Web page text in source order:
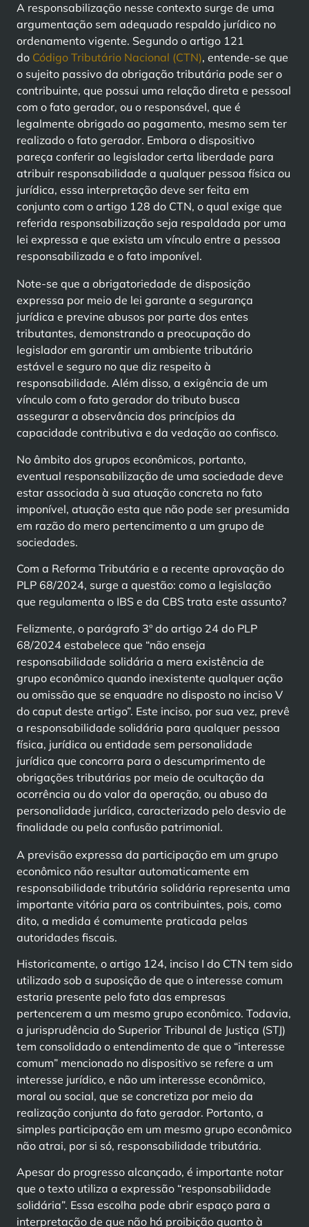
A responsabilização nesse contexto surge de uma
argumentação sem adequado respaldo jurídico no
ordenamento vigente. Segundo o artigo 121
do Código Tributário Nacional (CTN), entende-se que
o sujeito passivo da obrigação tributária pode ser o
contribuinte, que possui uma relação direta e pessoal
com o fato gerador, ou o responsável, que é
legalmente obrigado ao pagamento, mesmo sem ter
realizado o fato gerador. Embora o dispositivo
pareça conferir ao legislador certa liberdade para
atribuir responsabilidade a qualquer pessoa física ou
jurídica, essa interpretação deve ser feita em
conjunto com o artigo 128 do CTN, o qual exige que
referida responsabilização seja respaldada por uma
lei expressa e que exista um vínculo entre a pessoa
responsabilizada e o fato imponível.
Note-se que a obrigatoriedade de disposição
expressa por meio de lei garante a segurança
jurídica e previne abusos por parte dos entes
tributantes, demonstrando a preocupação do
legislador em garantir um ambiente tributário
estável e seguro no que diz respeito à
responsabilidade. Além disso, a exigência de um
vínculo com o fato gerador do tributo busca
assegurar a observância dos princípios da
capacidade contributiva e da vedação ao confisco.
No âmbito dos grupos econômicos, portanto,
eventual responsabilização de uma sociedade deve
estar associada à sua atuação concreta no fato
imponível, atuação esta que não pode ser presumida
em razão do mero pertencimento a um grupo de
sociedades.
Com a Reforma Tributária e a recente aprovação do
PLP 68/2024, surge a questão: como a legislação
que regulamenta o IBS e da CBS trata este assunto?
Felizmente, o parágrafo 3º do artigo 24 do PLP
68/2024 estabelece que “não enseja
responsabilidade solidária a mera existência de
grupo econômico quando inexistente qualquer ação
ou omissão que se enquadre no disposto no inciso V
do caput deste artigo”. Este inciso, por sua vez, prevê
a responsabilidade solidária para qualquer pessoa
física, jurídica ou entidade sem personalidade
jurídica que concorra para o descumprimento de
obrigações tributárias por meio de ocultação da
ocorrência ou do valor da operação, ou abuso da
personalidade jurídica, caracterizado pelo desvio de
finalidade ou pela confusão patrimonial.
A previsão expressa da participação em um grupo
econômico não resultar automaticamente em
responsabilidade tributária solidária representa uma
importante vitória para os contribuintes, pois, como
dito, a medida é comumente praticada pelas
autoridades fiscais.
Historicamente, o artigo 124, inciso I do CTN tem sido
utilizado sob a suposição de que o interesse comum
estaria presente pelo fato das empresas
pertencerem a um mesmo grupo econômico. Todavia,
a jurisprudência do Superior Tribunal de Justiça (STJ)
tem consolidado o entendimento de que o “interesse
comum” mencionado no dispositivo se refere a um
interesse jurídico, e não um interesse econômico,
moral ou social, que se concretiza por meio da
realização conjunta do fato gerador. Portanto, a
simples participação em um mesmo grupo econômico
não atrai, por si só, responsabilidade tributária.
Apesar do progresso alcançado, é importante notar
que o texto utiliza a expressão “responsabilidade
solidária”. Essa escolha pode abrir espaço para a
interpretação de que não há proibição quanto à